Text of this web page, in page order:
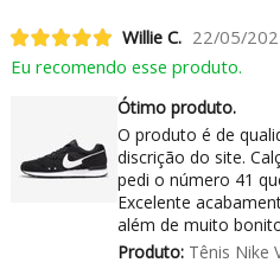
Willie C. 22/05/
Eu recomendo esse produto.
Ótimo produto.
O produto é de
discrição do site.
pedi o número 41
Excelente
além de muito
Produto:Tênis Nike